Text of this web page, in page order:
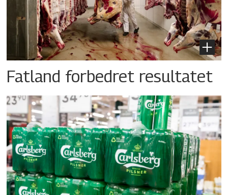
Fatland forbedret resultatet